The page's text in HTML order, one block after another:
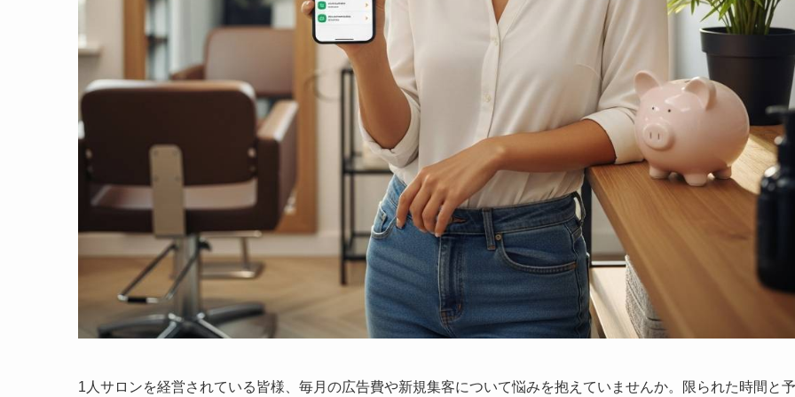
1人サロンを経営されている皆様、毎月の広告費や新規集客について悩みを抱えていませんか。限られた時間と予